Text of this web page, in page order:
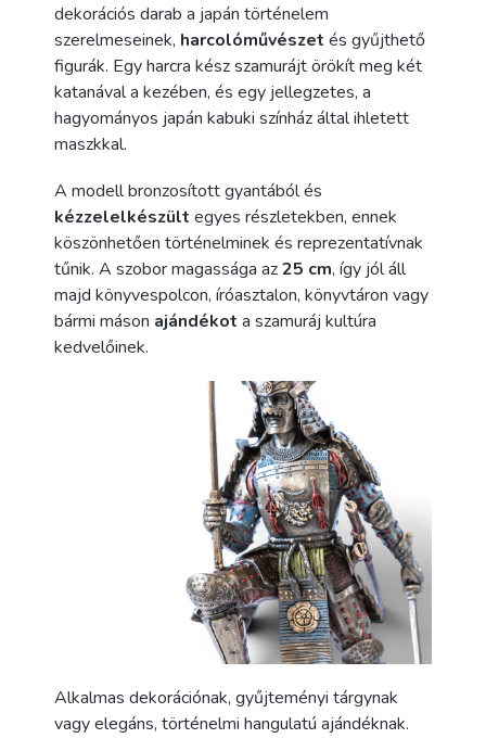
dekorációs darab a japán történelem
szerelmeseinek, harcolóművészet és gyűjthető
figurák. Egy harcra kész szamurájt örökít meg két
katanával a kezében, és egy jellegzetes, a
hagyományos japán kabuki színház által ihletett
maszkkal.
A modell bronzosított gyantából és
kézzelelkészült egyes részletekben, ennek
köszönhetően történelminek és reprezentatívnak
tűnik. A szobor magassága az25 cm, így jól áll
majd könyvespolcon, íróasztalon, könyvtáron vagy
bármi máson ajándékot a szamuráj kultúra
kedvelőinek.
Alkalmas dekorációnak, gyűjteményi tárgynak
vagy elegáns, történelmi hangulatú ajándéknak.